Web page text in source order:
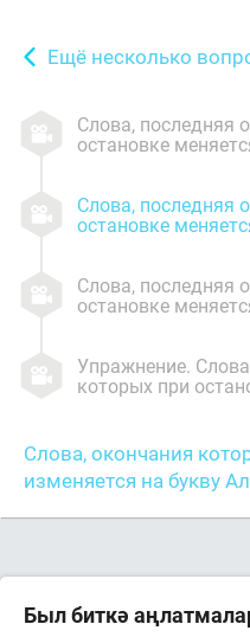
Ещё несколько
Слова, последняя
остановке
Слова, последняя
остановке
Слова, последняя
остановке
Упражнение.
которых при
Слова, окончания
изменяется на букву
Был биткә